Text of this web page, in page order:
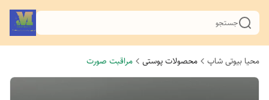
جستجو
محیا بیوتی شاپ محصولات پوستی مراقبت صورت